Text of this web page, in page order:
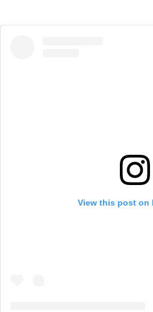
View this post on